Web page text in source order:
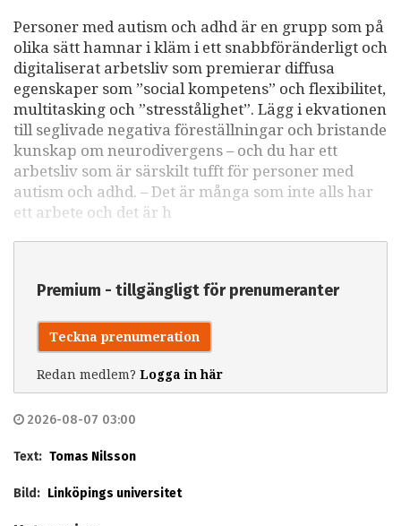
Personer med autism och adhd är en grupp som på
olika sätt hamnar i kläm i ett snabbföränderligt och
digitaliserat arbetsliv som premierar diffusa
egenskaper som ”social kompetens” och flexibilitet,
multitasking och ”stresstålighet”. Lägg i ekvationen
till seglivade negativa föreställningar och bristande
kunskap om neurodivergens – och du har ett
arbetsliv som är särskilt tufft för personer med
autism och adhd. – Det är många som inte alls har
ett arbete och det är h
Premium - tillgängligt för prenumeranter
Teckna prenumeration
Redan medlem? Logga in här
2026-08-07 03:00
Text: Tomas Nilsson
Bild: Linköpings universitet